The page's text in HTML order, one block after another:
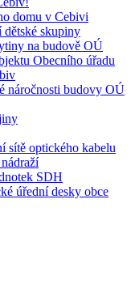
domu v Cebivi
skupiny
na budově OÚ
Obecního úřadu
náročnosti budovy OÚ
sítě optického kabelu
SDH
úřední desky obce